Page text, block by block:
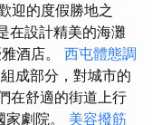
迎的度假勝地之
在設計精美的海灘
酒店。 西屯體態調
成部分，對城市的
在舒適的街道上行
劇院。 美容撥筋